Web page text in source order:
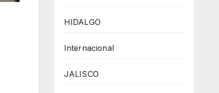
HIDALGO
Internacional
JALISCO